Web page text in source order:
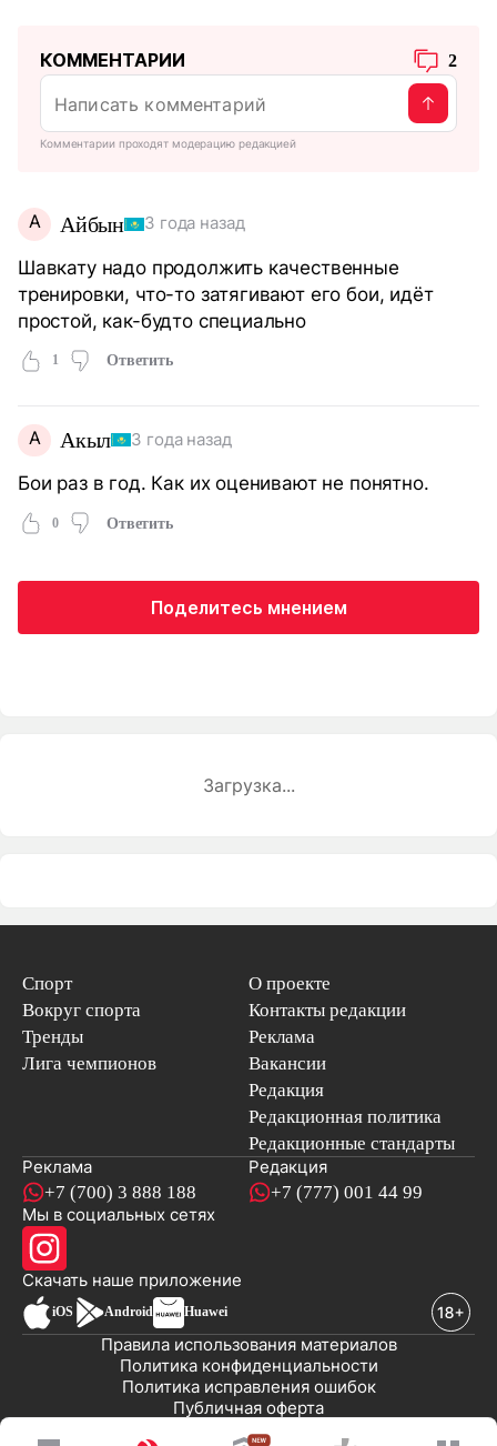
КОММЕНТАРИИ 2
Комментарии проходят модерацию редакцией
А Айбын 3 года назад
Шавкату надо продолжить качественные
тренировки, что-то затягивают его бои, идёт
простой, как-будто специально
1 Ответить
А Акыл 3 года назад
Бои раз в год. Как их оценивают не понятно.
0 Ответить
Поделитесь мнением
Загрузка...
Спорт
Вокруг спорта
Тренды
Лига чемпионов
О проекте
Контакты редакции
Реклама
Вакансии
Редакция
Редакционная политика
Редакционные стандарты
Реклама
+7 (700) 3 888 188
Редакция
+7 (777) 001 44 99
Мы в социальных сетях
Скачать наше приложениеновостей
iOS Android Huawei
Публичная оферта
Политика исправления ошибок
Политика конфиденциальности
Правила использования материалов
© 2008-2026 ТОО «EML»